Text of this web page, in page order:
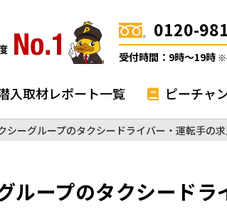
0120-
受付時間：9時〜19時 ※
入取材レポート一覧 ピーチャ
シーグループのタクシードライバー・運転手の
ループのタクシード